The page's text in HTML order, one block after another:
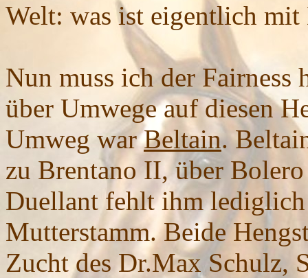
Welt: was ist eigentlich mit
Nun muss ich der Fairness
über Umwege auf diesen
Umweg warBeltain.
zu Brentano II, über
Duellant fehlt ihm
Mutterstamm. Beide
Zucht des Dr.Max Schulz,